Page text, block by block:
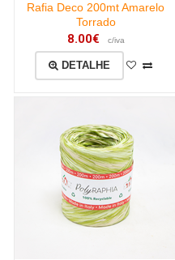
Rafia Deco 200mt Amarelo
Torrado
8.00€ c/iva
DETALHE